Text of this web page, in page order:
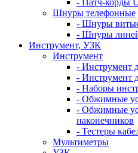
- Патч-корды
Шнуры телефонные
- Шнуры
- Шнуры
Инструмент, УЗК
Инструмент
- Инструмент
- Инструмент
- Наборы
- Обжимные
- Обжимные
наконечников
- Тестеры
Мультиметры